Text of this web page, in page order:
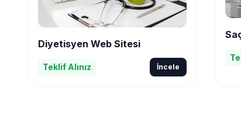
Diyetisyen Web Sitesi
Teklif Alınız İncele